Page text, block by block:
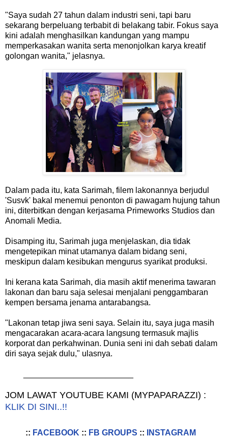
"Saya sudah 27 tahun dalam industri seni, tapi baru
sekarang berpeluang terbabit di belakang tabir. Fokus saya
kini adalah menghasilkan kandungan yang mampu
memperkasakan wanita serta menonjolkan karya kreatif
golongan wanita," jelasnya.
Dalam pada itu, kata Sarimah, filem lakonannya berjudul
'Susvk' bakal menemui penonton di pawagam hujung tahun
ini, diterbitkan dengan kerjasama Primeworks Studios dan
Anomali Media.
Disamping itu, Sarimah juga menjelaskan, dia tidak
mengetepikan minat utamanya dalam bidang seni,
meskipun dalam kesibukan mengurus syarikat produksi.
Ini kerana kata Sarimah, dia masih aktif menerima tawaran
lakonan dan baru saja selesai menjalani penggambaran
kempen bersama jenama antarabangsa.
"Lakonan tetap jiwa seni saya. Selain itu, saya juga masih
mengacarakan acara-acara langsung termasuk majlis
korporat dan perkahwinan. Dunia seni ini dah sebati dalam
diri saya sejak dulu," ulasnya.
JOM LAWAT YOUTUBE KAMI (MYPAPARAZZI) :
KLIK DI SINI..!!
:: FACEBOOK :: FB GROUPS ::
INSTAGRAM